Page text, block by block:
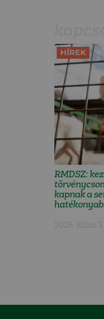
HÍREK
RMDSZ:
kapnak a
2026. július